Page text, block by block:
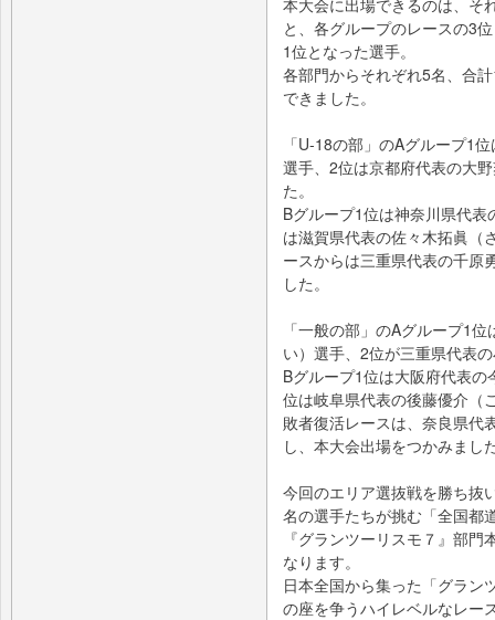
と、各グループのレースの3
1位となった選手。
各部門からそれぞれ5名、合
できました。
「U-18の部」のAグループ1
選手、2位は京都府代表の大
た。
Bグループ1位は神奈川県代
は滋賀県代表の佐々木拓眞（
ースからは三重県代表の千原
した。
「一般の部」のAグループ1
い）選手、2位が三重県代表
Bグループ1位は大阪府代表
位は岐阜県代表の後藤優介（
敗者復活レースは、奈良県代
し、本大会出場をつかみまし
今回のエリア選抜戦を勝ち抜
名の選手たちが挑む「全国都
『グランツーリスモ７』部
なります。
日本全国から集った「グラン
の座を争うハイレベルなレー